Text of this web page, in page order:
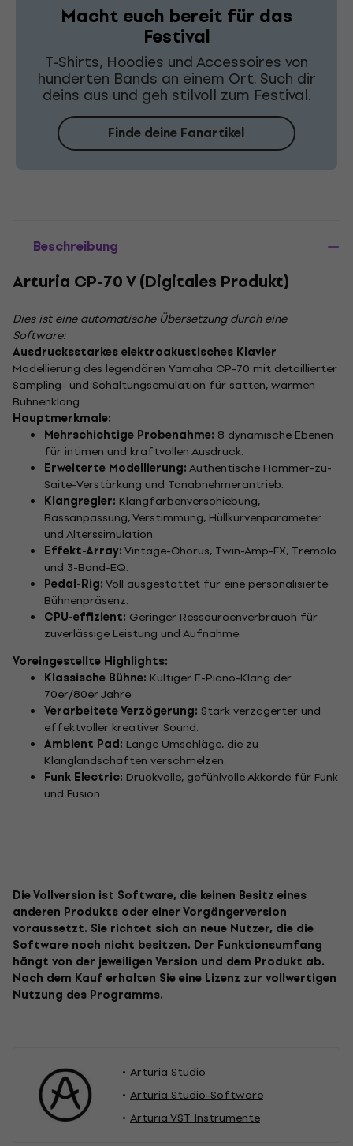
Macht euch bereit für das
Festival
T-Shirts, Hoodies und Accessoires von
hunderten Bands an einem Ort. Such dir
deins aus und geh stilvoll zum Festival.
Finde deine Fanartikel
Beschreibung
Arturia CP-70 V (Digitales Produkt)
Dies ist eine automatische Übersetzung durch eine
Software:
Ausdrucksstarkes elektroakustisches Klavier
Modellierung des legendären Yamaha CP-70 mit detaillierter
Sampling- und Schaltungsemulation für satten, warmen
Bühnenklang.
Hauptmerkmale:
Mehrschichtige Probenahme: 8 dynamische Ebenen
für intimen und kraftvollen Ausdruck.
Erweiterte Modellierung:Authentische Hammer-zu-
Saite-Verstärkung und Tonabnehmerantrieb.
Klangregler: Klangfarbenverschiebung,
Bassanpassung, Verstimmung, Hüllkurvenparameter
und Alterssimulation.
Effekt-Array:Vintage-Chorus, Twin-Amp-FX, Tremolo
und 3-Band-EQ.
Pedal-Rig:Voll ausgestattet für eine personalisierte
Bühnenpräsenz.
CPU-effizient: Geringer Ressourcenverbrauch für
zuverlässige Leistung und Aufnahme.
Voreingestellte Highlights:
Klassische Bühne: Kultiger E-Piano-Klang der
70er/80er Jahre.
Verarbeitete Verzögerung: Stark verzögerter und
effektvoller kreativer Sound.
Ambient Pad: Lange Umschläge, die zu
Klanglandschaften verschmelzen.
Funk Electric: Druckvolle, gefühlvolle Akkorde für Funk
und Fusion.
Die Vollversion ist Software, die keinen Besitz eines
anderen Produkts oder einer Vorgängerversion
voraussetzt. Sie richtet sich an neue Nutzer, die die
Software noch nicht besitzen. Der Funktionsumfang
hängt von der jeweiligen Version und dem Produkt ab.
Nach dem Kauf erhalten Sie eine Lizenz zur vollwertigen
Nutzung des Programms.
Arturia Studio
Arturia Studio-Software
Arturia VST Instrumente